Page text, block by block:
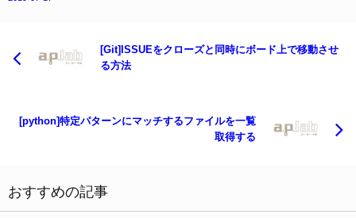
[Git]ISSUEをクローズと同時にボード上で移動させ
る方法
[python]特定パターンにマッチするファイルを一覧
取得する
おすすめの記事